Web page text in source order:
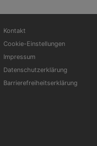
Fußbereichsmenü
Kontakt
Cookie-Einstellungen
Impressum
Datenschutzerklärung
Barrierefreiheitserklärung